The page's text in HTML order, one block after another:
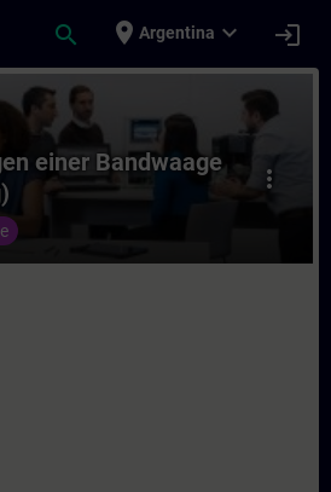
search place Argentina expand_more login
einer
more_vert
einer Bandwaage